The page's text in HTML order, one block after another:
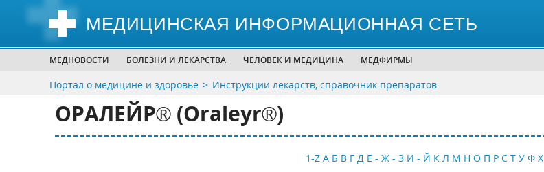
МЕДИЦИНСКАЯ ИНФОРМАЦИОННАЯ СЕТЬ
МЕДНОВОСТИ БОЛЕЗНИ И ЛЕКАРСТВА ЧЕЛОВЕК И МЕДИЦИНА МЕДФИРМЫ
Портал о медицине и здоровье Инструкции лекарств, справочник препаратов
ОРАЛЕЙР® (Oraleyr®)
1-Z А Б В Г Д Е - Ж - З И - Й К Л М Н О П Р С Т У Ф Х